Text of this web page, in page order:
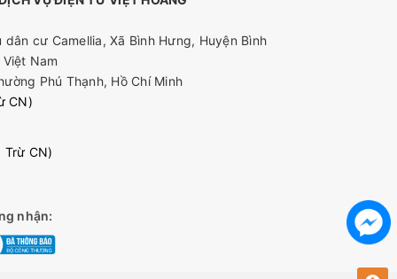
cư Camellia, Xã Bình Hưng, Huyện Bình
Nam
Phú Thạnh, Hồ Chí Minh
CN)
CN)
nhận: